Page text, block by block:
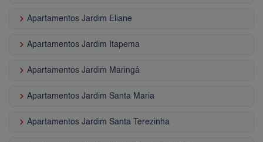
keyboard_arrow_right Apartamentos Jardim Eliane
keyboard_arrow_right Apartamentos Jardim Itapema
keyboard_arrow_right Apartamentos Jardim Maringá
keyboard_arrow_right Apartamentos Jardim Santa Maria
keyboard_arrow_right Apartamentos Jardim Santa Terezinha